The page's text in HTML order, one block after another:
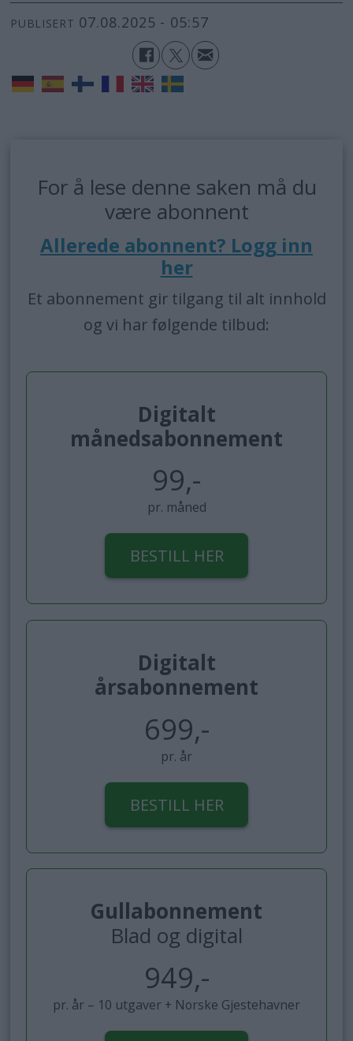
PUBLISERT 07.08.2025 - 05:57
For å lese denne saken må du
være abonnent
Allerede abonnent? Logg inn
her
Et abonnement gir tilgang til alt innhold
og vi har følgende tilbud:
Digitalt
månedsabonnement
99,-
pr. måned
BESTILL HER
Digitalt
årsabonnement
699,-
pr. år
BESTILL HER
Gullabonnement
Blad og digital
949,-
pr. år – 10 utgaver + Norske Gjestehavner